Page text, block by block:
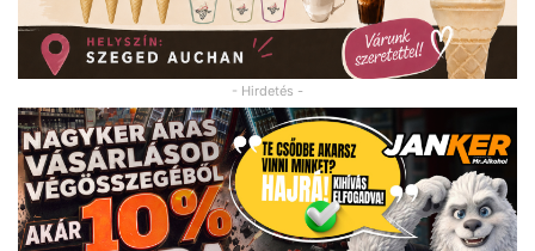
- Hirdetés -